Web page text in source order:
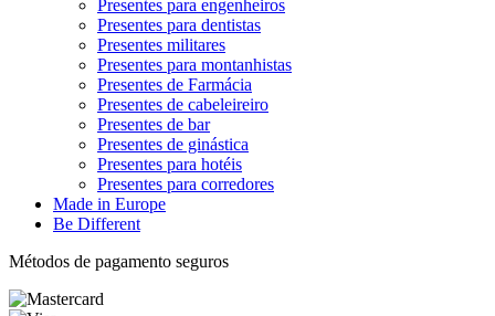
Presentes para engenheiros
Presentes para dentistas
Presentes militares
Presentes para montanhistas
Presentes de Farmácia
Presentes de cabeleireiro
Presentes de bar
Presentes de ginástica
Presentes para hotéis
Presentes para corredores
Made in Europe
Be Different
Métodos de pagamento seguros